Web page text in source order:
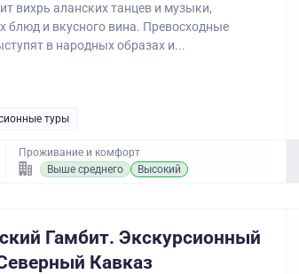
вихрь аланских танцев и музыки,
блюд и вкусного вина. Превосходные
в народных образах и...
туры
Проживание и комфорт
Выше среднего
Высокий
Гамбит. Экскурсионный
Кавказ